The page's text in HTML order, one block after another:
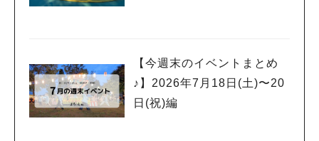
【今週末のイベントまとめ
♪】2026年7月18日(土)〜20
日(祝)編